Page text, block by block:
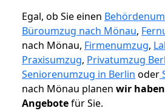
Egal, ob Sie einen
Büroumzug nach Mönau,
nach Mönau, Firmenumzug,
Praxisumzug, Privatumzug
Seniorenumzug in Berlin oder
nach Mönau planen wir
Angebotefür Sie.